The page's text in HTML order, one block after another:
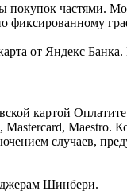
покупок частями.
фиксированному
от Яндекс
картой
Maestro.
случаев,
Шинбери.